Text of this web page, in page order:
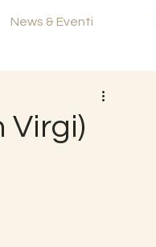
News & Eventi
Virgi)